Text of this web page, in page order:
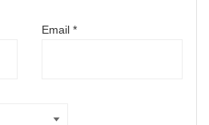
Email *